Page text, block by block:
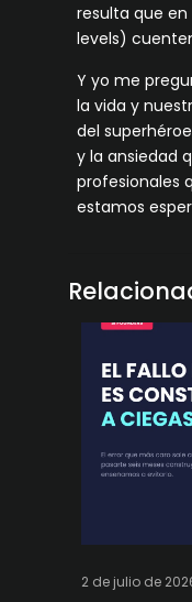
resulta que en
levels)
Y yo me
la vida y
del
y la ansiedad
profesionales
estamos
2 de julio de